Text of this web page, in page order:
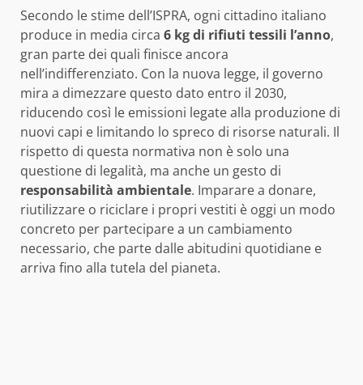
Secondo le stime dell’ISPRA, ogni cittadino italiano
produce in media circa 6 kg di rifiuti tessili l’anno,
gran parte dei quali finisce ancora
nell’indifferenziato. Con la nuova legge, il governo
mira a dimezzare questo dato entro il 2030,
riducendo così le emissioni legate alla produzione di
nuovi capi e limitando lo spreco di risorse naturali. Il
rispetto di questa normativa non è solo una
questione di legalità, ma anche un gesto di
responsabilità ambientale. Imparare a donare,
riutilizzare o riciclare i propri vestiti è oggi un modo
concreto per partecipare a un cambiamento
necessario, che parte dalle abitudini quotidiane e
arriva fino alla tutela del pianeta.